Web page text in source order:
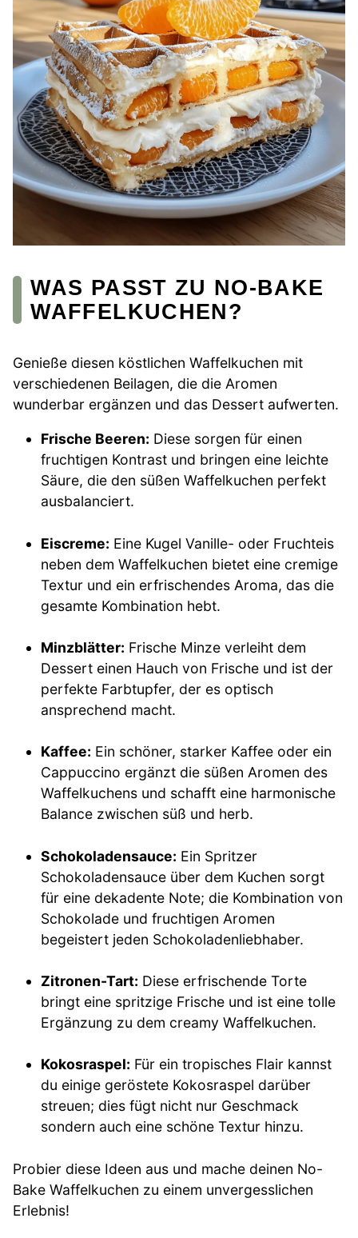
WAS PASST ZU NO-BAKE
WAFFELKUCHEN?
Genieße diesen köstlichen Waffelkuchen mit
verschiedenen Beilagen, die die Aromen
wunderbar ergänzen und das Dessert aufwerten.
Frische Beeren: Diese sorgen für einen
fruchtigen Kontrast und bringen eine leichte
Säure, die den süßen Waffelkuchen perfekt
ausbalanciert.
Eiscreme: Eine Kugel Vanille- oder Fruchteis
neben dem Waffelkuchen bietet eine cremige
Textur und ein erfrischendes Aroma, das die
gesamte Kombination hebt.
Minzblätter: Frische Minze verleiht dem
Dessert einen Hauch von Frische und ist der
perfekte Farbtupfer, der es optisch
ansprechend macht.
Kaffee: Ein schöner, starker Kaffee oder ein
Cappuccino ergänzt die süßen Aromen des
Waffelkuchens und schafft eine harmonische
Balance zwischen süß und herb.
Schokoladensauce: Ein Spritzer
Schokoladensauce über dem Kuchen sorgt
für eine dekadente Note; die Kombination von
Schokolade und fruchtigen Aromen
begeistert jeden Schokoladenliebhaber.
Zitronen-Tart: Diese erfrischende Torte
bringt eine spritzige Frische und ist eine tolle
Ergänzung zu dem creamy Waffelkuchen.
Kokosraspel: Für ein tropisches Flair kannst
du einige geröstete Kokosraspel darüber
streuen; dies fügt nicht nur Geschmack
sondern auch eine schöne Textur hinzu.
Probier diese Ideen aus und mache deinen No-
Bake Waffelkuchen zu einem unvergesslichen
Erlebnis!